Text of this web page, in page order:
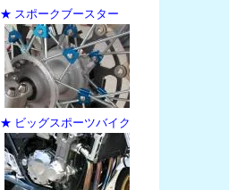
★ スポークブースター
★ ビッグスポーツバイク